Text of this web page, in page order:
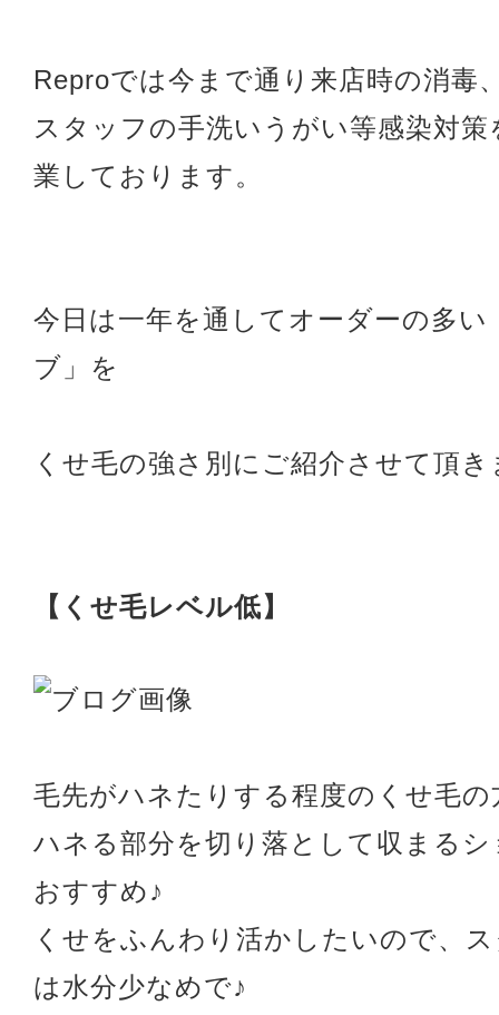
Reproでは今まで通り来店時の消毒
スタッフの手洗いうがい等感染対
業しております。
今日は一年を通してオーダーの多い
ブ」を
くせ毛の強さ別にご紹介させて頂き
【くせ毛レベル低】
毛先がハネたりする程度のくせ毛の
ハネる部分を切り落として収まる
おすすめ♪
くせをふんわり活かしたいので、
は水分少なめで♪